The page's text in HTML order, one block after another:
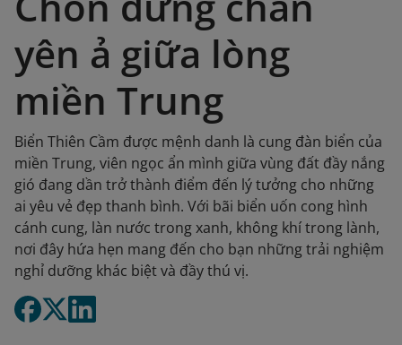
yên ả giữa lòng
miền Trung
Biển Thiên Cầm được mệnh danh là cung đàn biển của
miền Trung, viên ngọc ẩn mình giữa vùng đất đầy nắng
gió đang dần trở thành điểm đến lý tưởng cho những
ai yêu vẻ đẹp thanh bình. Với bãi biển uốn cong hình
cánh cung, làn nước trong xanh, không khí trong lành,
nơi đây hứa hẹn mang đến cho bạn những trải nghiệm
nghỉ dưỡng khác biệt và đầy thú vị.